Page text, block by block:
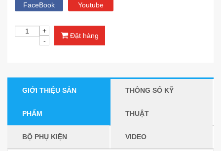
FaceBook Youtube
Đặt hàng
GIỚI THIỆU SẢN
PHẨM
THÔNG SỐ KỸ
THUẬT
BỘ PHỤ KIỆN VIDEO